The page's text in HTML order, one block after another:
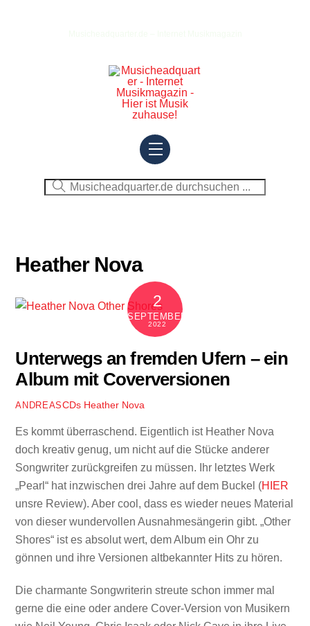
Menu
Heather Nova
2
SEPTEMBER
2022
Unterwegs an fremden Ufern – ein
Album mit Coverversionen
ANDREASCDs Heather Nova
Es kommt überraschend. Eigentlich ist Heather Nova
doch kreativ genug, um nicht auf die Stücke anderer
Songwriter zurückgreifen zu müssen. Ihr letztes Werk
„Pearl“ hat inzwischen drei Jahre auf dem Buckel (HIER
unsre Review). Aber cool, dass es wieder neues Material
von dieser wundervollen Ausnahmesängerin gibt. „Other
Shores“ ist es absolut wert, dem Album ein Ohr zu
gönnen und ihre Versionen altbekannter Hits zu hören.
Die charmante Songwriterin streute schon immer mal
gerne die eine oder andere Cover-Version von Musikern